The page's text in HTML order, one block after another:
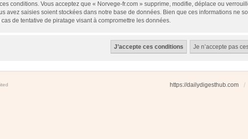
conditions. Vous acceptez que « Norvege-fr.com » supprime, modifie, déplace ou
avez saisies soient stockées dans notre base de données. Bien que ces informations ne
de tentative de piratage visant à compromettre les données.
https://dailydigesthub.com